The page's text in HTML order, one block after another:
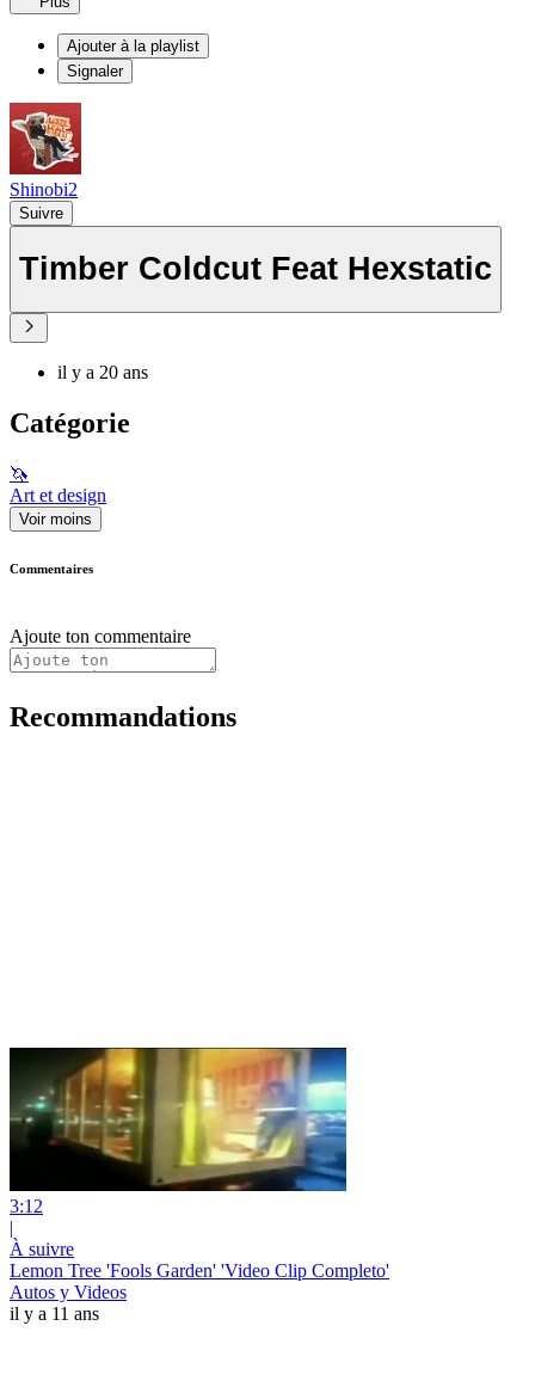
Ajouter à la playlist
Signaler
Shinobi2
Suivre
Timber Coldcut Feat Hexstatic
il y a 20 ans
Catégorie
🦄
Art et design
Voir moins
Commentaires
Ajoute ton commentaire
Recommandations
3:12
|
À suivre
Lemon Tree 'Fools Garden' 'Video Clip Completo'
Autos y Videos
il y a 11 ans